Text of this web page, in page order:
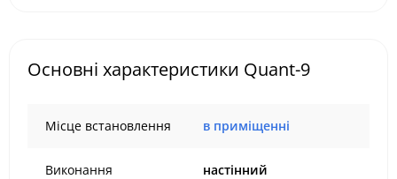
Основні характеристики Quant-9
Місце встановлення в приміщенні
Виконання настінний